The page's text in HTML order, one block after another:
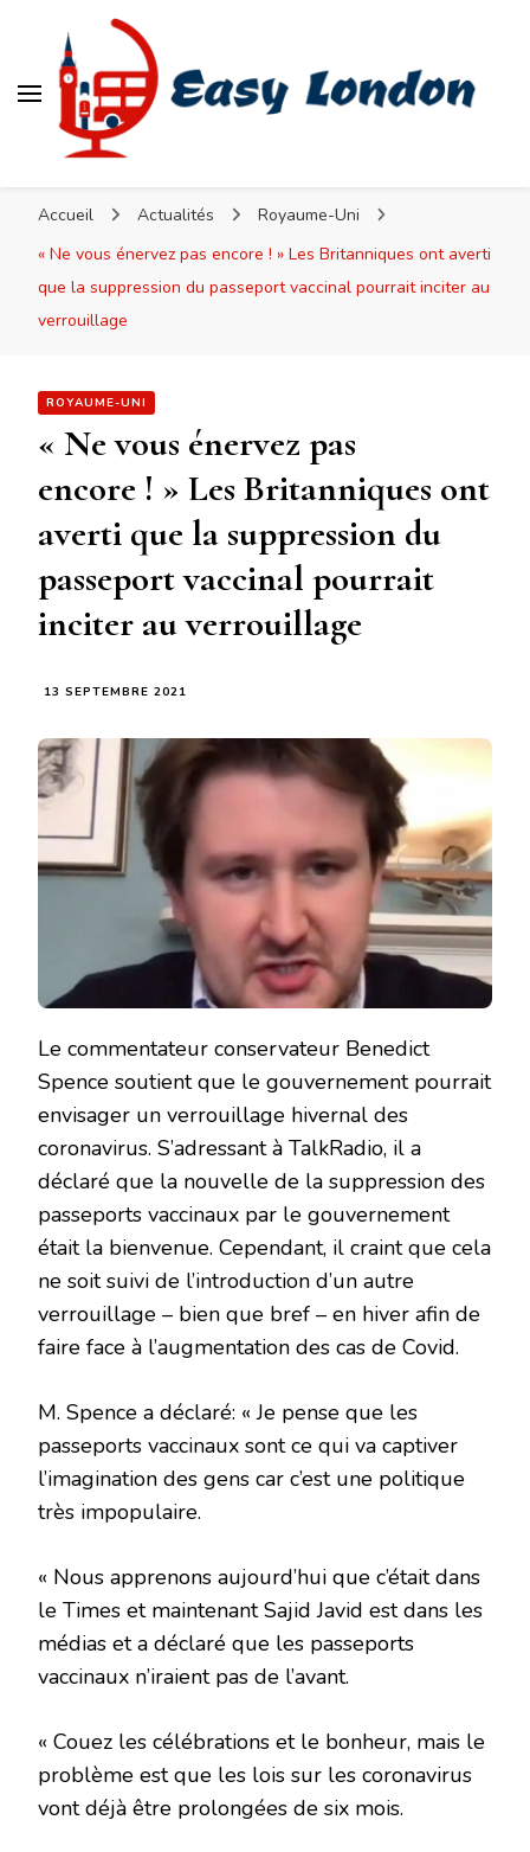
Accueil Actualités
Royaume-Uni
« Ne vous énervez pas encore ! » Les Britanniques ont averti
que la suppression du passeport vaccinal pourrait inciter au
verrouillage
ROYAUME-UNI
« Ne vous énervez pas
encore ! » Les Britanniques ont
averti que la suppression du
passeport vaccinal pourrait
inciter au verrouillage
13 SEPTEMBRE 2021
Le commentateur conservateur Benedict
Spence soutient que le gouvernement pourrait
envisager un verrouillage hivernal des
coronavirus. S’adressant à TalkRadio, il a
déclaré que la nouvelle de la suppression des
passeports vaccinaux par le gouvernement
était la bienvenue. Cependant, il craint que cela
ne soit suivi de l’introduction d’un autre
verrouillage – bien que bref – en hiver afin de
faire face à l’augmentation des cas de Covid.
M. Spence a déclaré: « Je pense que les
passeports vaccinaux sont ce qui va captiver
l’imagination des gens car c’est une politique
très impopulaire.
« Nous apprenons aujourd’hui que c’était dans
le Times et maintenant Sajid Javid est dans les
médias et a déclaré que les passeports
vaccinaux n’iraient pas de l’avant.
« Couez les célébrations et le bonheur, mais le
problème est que les lois sur les coronavirus
vont déjà être prolongées de six mois.